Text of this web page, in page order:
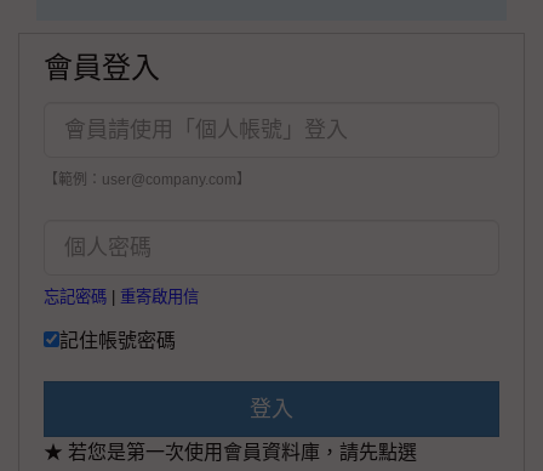
會員登入
【範例：user@company.com】
忘記密碼 重寄啟用信
記住帳號密碼
登入
★ 若您是第一次使用會員資料庫，請先點選